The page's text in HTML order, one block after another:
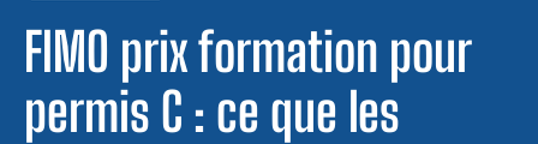
FIMO prix formation pour
permis C : ce que les